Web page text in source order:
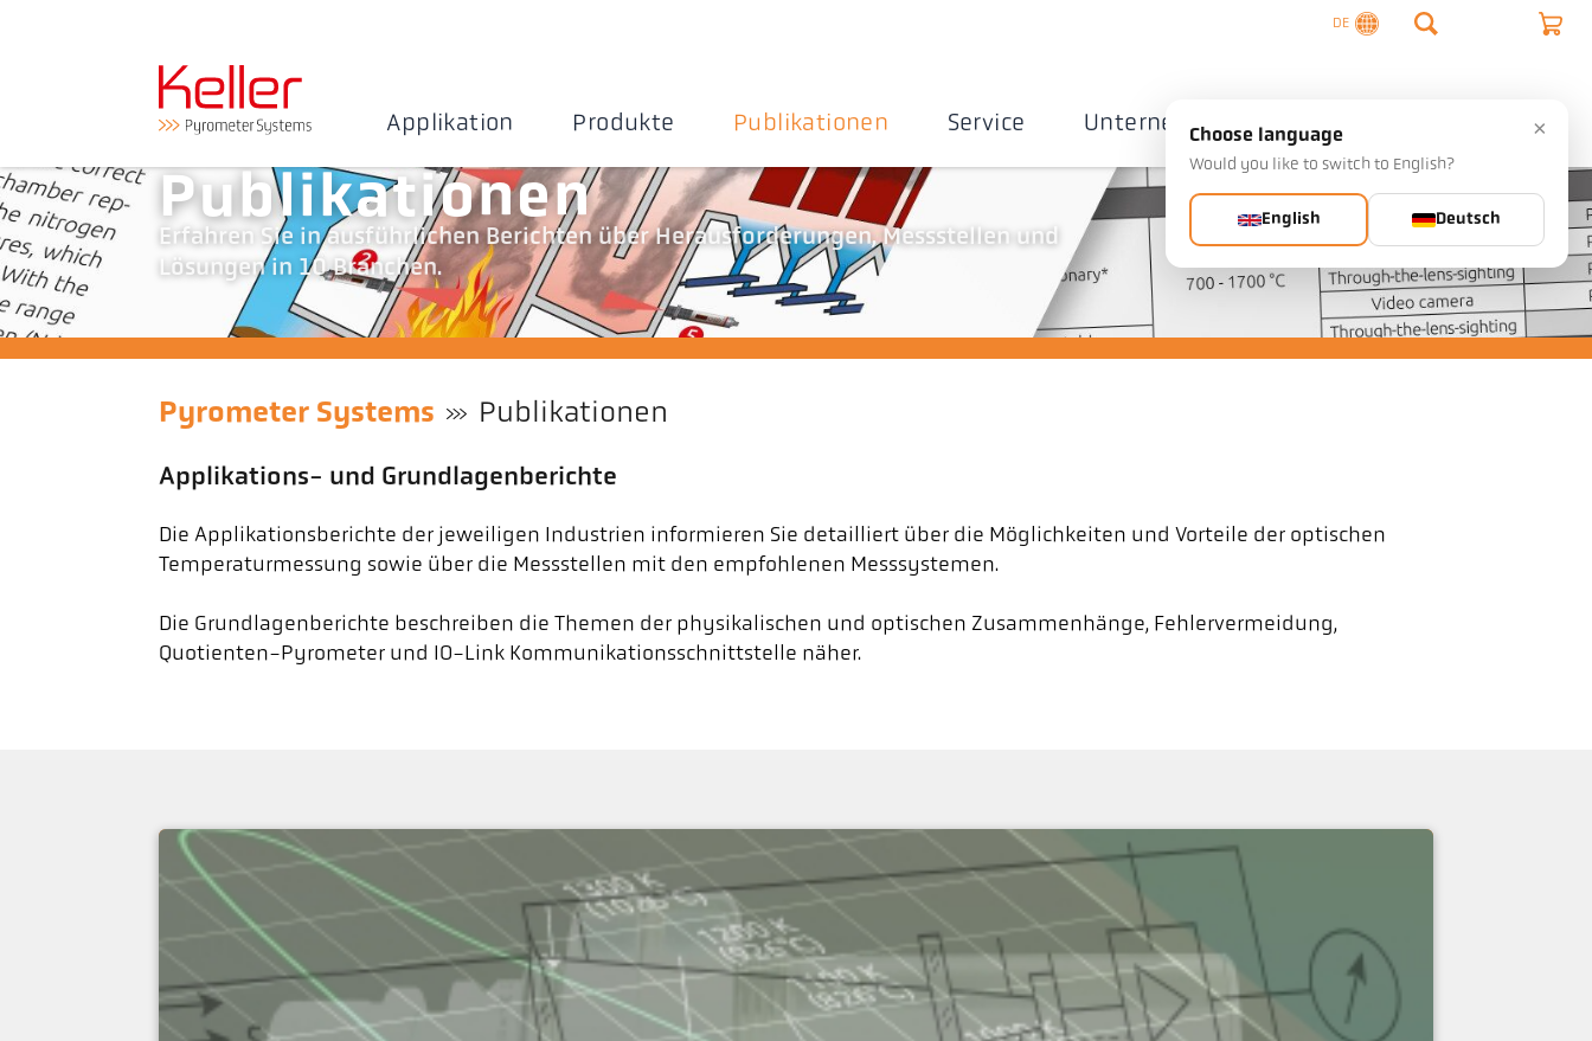
DE
Applikation Produkte Publikationen Service Unternehmen Kontakte
Publikationen
Erfahren Sie in ausführlichen Berichten über Herausforderungen, Messstellen und
Lösungen in 10 Branchen.
Pyrometer Systems Publikationen
Applikations- und Grundlagenberichte
Die Applikationsberichte der jeweiligen Industrien informieren Sie detailliert über die Möglichkeiten und Vorteile der optischen
Temperaturmessung sowie über die Messstellen mit den empfohlenen Messsystemen.
Die Grundlagenberichte beschreiben die Themen der physikalischen und optischen Zusammenhänge, Fehlervermeidung,
Quotienten-Pyrometer und IO-Link Kommunikationsschnittstelle näher.
×
Choose language
Would you like to switch to English?
English Deutsch